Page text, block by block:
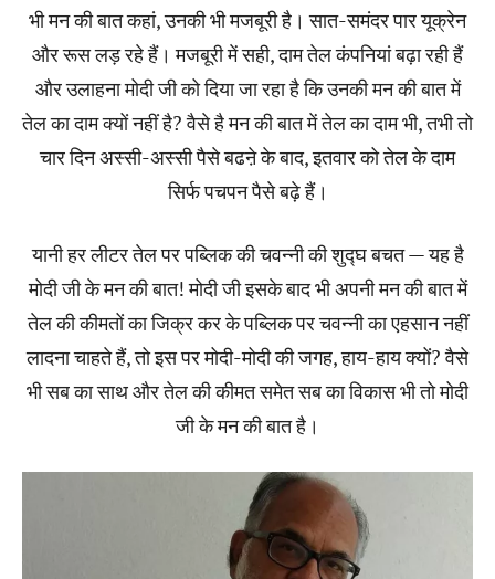
भी मन की बात कहां, उनकी भी मजबूरी है। सात-समंदर पार यूक्रेन
और रूस लड़ रहे हैं। मजबूरी में सही, दाम तेल कंपनियां बढ़ा रही हैं
और उलाहना मोदी जी को दिया जा रहा है कि उनकी मन की बात में
तेल का दाम क्यों नहीं है? वैसे है मन की बात में तेल का दाम भी, तभी तो
चार दिन अस्सी-अस्सी पैसे बढऩे के बाद, इतवार को तेल के दाम
सिर्फ पचपन पैसे बढ़े हैं।
यानी हर लीटर तेल पर पब्लिक की चवन्नी की शुद्घ बचत — यह है
मोदी जी के मन की बात! मोदी जी इसके बाद भी अपनी मन की बात में
तेल की कीमतों का जिक्र कर के पब्लिक पर चवन्नी का एहसान नहीं
लादना चाहते हैं, तो इस पर मोदी-मोदी की जगह, हाय-हाय क्यों? वैसे
भी सब का साथ और तेल की कीमत समेत सब का विकास भी तो मोदी
जी के मन की बात है।